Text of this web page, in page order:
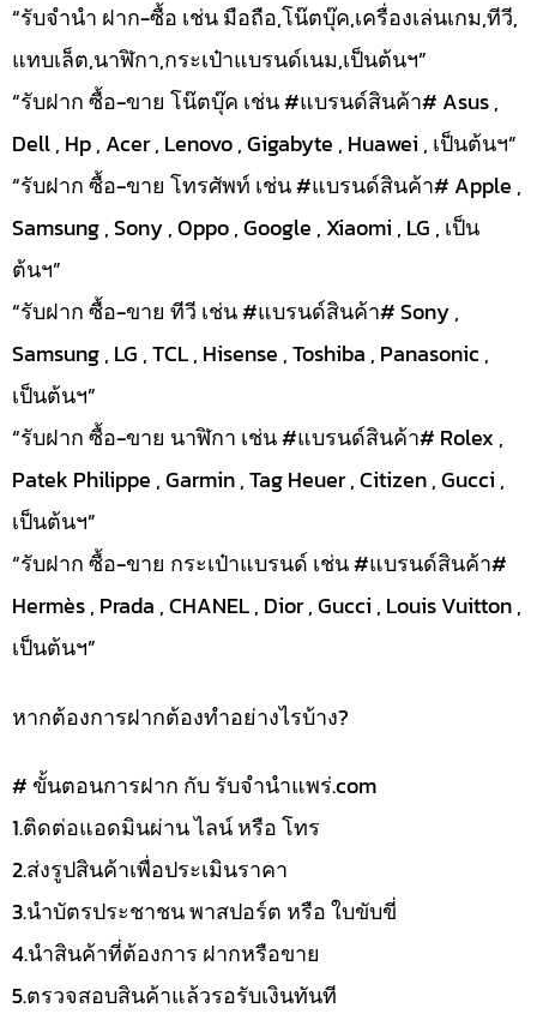
“รับจำนำ ฝาก-ซื้อ เช่น มือถือ,โน๊ตบุ๊ค,เครื่องเล่นเกม,ทีวี,
แทบเล็ต,นาฬิกา,กระเป๋าแบรนด์เนม,เป็นต้นฯ”
“รับฝาก ซื้อ-ขาย โน๊ตบุ๊ค เช่น #แบรนด์สินค้า# Asus ,
Dell , Hp , Acer , Lenovo , Gigabyte , Huawei , เป็นต้นฯ”
“รับฝาก ซื้อ-ขาย โทรศัพท์ เช่น #แบรนด์สินค้า# Apple ,
Samsung , Sony , Oppo , Google , Xiaomi , LG , เป็น
ต้นฯ”
“รับฝาก ซื้อ-ขาย ทีวี เช่น #แบรนด์สินค้า# Sony ,
Samsung , LG , TCL , Hisense , Toshiba , Panasonic ,
เป็นต้นฯ”
“รับฝาก ซื้อ-ขาย นาฬิกา เช่น #แบรนด์สินค้า# Rolex ,
Patek Philippe , Garmin , Tag Heuer , Citizen , Gucci ,
เป็นต้นฯ”
“รับฝาก ซื้อ-ขาย กระเป๋าแบรนด์ เช่น #แบรนด์สินค้า#
Hermès , Prada , CHANEL , Dior , Gucci , Louis Vuitton ,
เป็นต้นฯ”
หากต้องการฝากต้องทำอย่างไรบ้าง?
# ขั้นตอนการฝาก กับ รับจำนำแพร่.com
1.ติดต่อแอดมินผ่าน ไลน์ หรือ โทร
2.ส่งรูปสินค้าเพื่อประเมินราคา
3.นำบัตรประชาชน พาสปอร์ต หรือ ใบขับขี่
4.นำสินค้าที่ต้องการ ฝากหรือขาย
5.ตรวจสอบสินค้าแล้วรอรับเงินทันที